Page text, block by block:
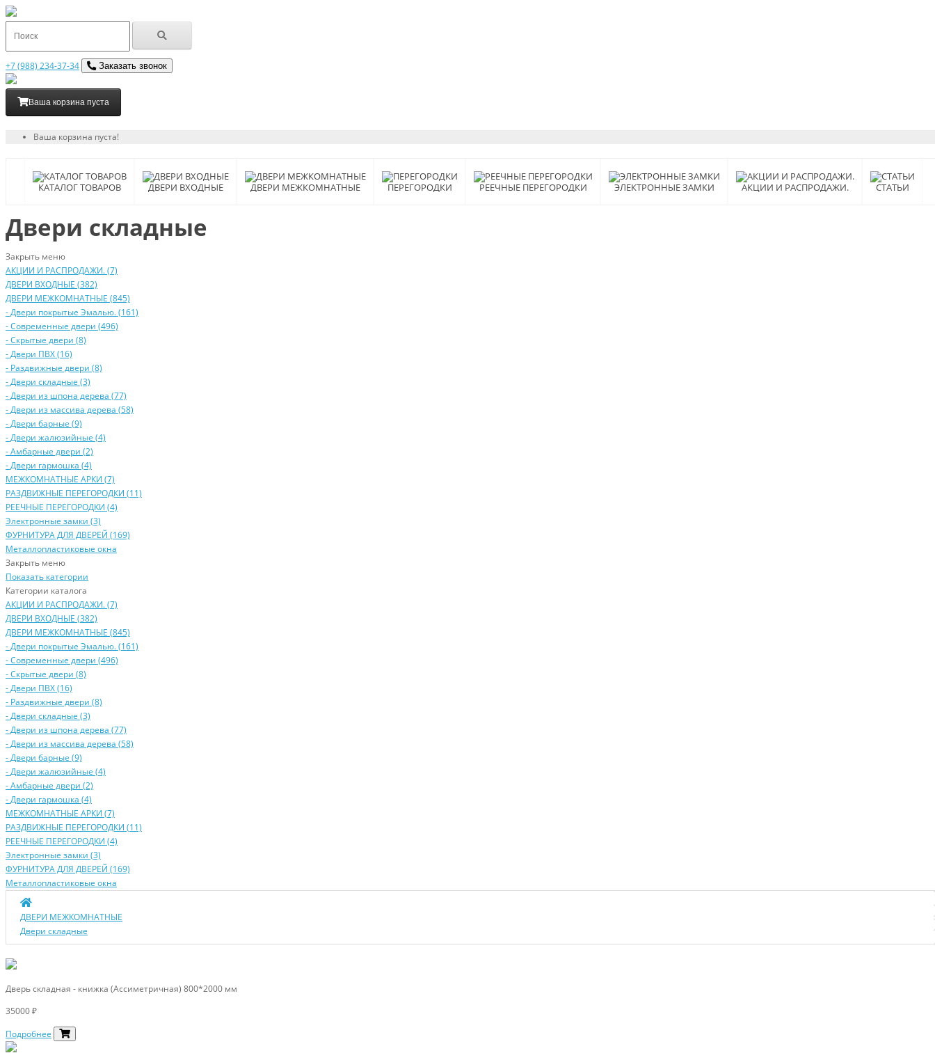
+7 (988) 234-37-34 Заказать звонок
Ваша корзина пуста
Ваша корзина пуста!
КАТАЛОГ ТОВАРОВ ДВЕРИ ВХОДНЫЕ ДВЕРИ МЕЖКОМНАТНЫЕ ПЕРЕГОРОДКИ РЕЕЧНЫЕ ПЕРЕГОРОДКИ ЭЛЕКТРОННЫЕ ЗАМКИ АКЦИИ И РАСПРОДАЖИ. СТАТЬИ
Двери складные
Закрыть меню
АКЦИИ И РАСПРОДАЖИ. (7)
ДВЕРИ ВХОДНЫЕ (382)
ДВЕРИ МЕЖКОМНАТНЫЕ (845)
- Двери покрытые Эмалью. (161)
- Современные двери (496)
- Скрытые двери (8)
- Двери ПВХ (16)
- Раздвижные двери (8)
- Двери складные (3)
- Двери из шпона дерева (77)
- Двери из массива дерева (58)
- Двери барные (9)
- Двери жалюзийные (4)
- Амбарные двери (2)
- Двери гармошка (4)
МЕЖКОМНАТНЫЕ АРКИ (7)
РАЗДВИЖНЫЕ ПЕРЕГОРОДКИ (11)
РЕЕЧНЫЕ ПЕРЕГОРОДКИ (4)
Электронные замки (3)
ФУРНИТУРА ДЛЯ ДВЕРЕЙ (169)
Металлопластиковые окна
Закрыть меню
Показать категории
Категории каталога
АКЦИИ И РАСПРОДАЖИ. (7)
ДВЕРИ ВХОДНЫЕ (382)
ДВЕРИ МЕЖКОМНАТНЫЕ (845)
- Двери покрытые Эмалью. (161)
- Современные двери (496)
- Скрытые двери (8)
- Двери ПВХ (16)
- Раздвижные двери (8)
- Двери складные (3)
- Двери из шпона дерева (77)
- Двери из массива дерева (58)
- Двери барные (9)
- Двери жалюзийные (4)
- Амбарные двери (2)
- Двери гармошка (4)
МЕЖКОМНАТНЫЕ АРКИ (7)
РАЗДВИЖНЫЕ ПЕРЕГОРОДКИ (11)
РЕЕЧНЫЕ ПЕРЕГОРОДКИ (4)
Электронные замки (3)
ФУРНИТУРА ДЛЯ ДВЕРЕЙ (169)
Металлопластиковые окна
ДВЕРИ МЕЖКОМНАТНЫЕ
Двери складные
Дверь складная - книжка (Ассиметричная) 800*2000 мм
35000 ₽
Подробнее